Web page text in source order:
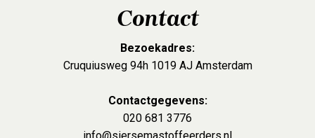
Contact
Bezoekadres:
Cruquiusweg 94h 1019 AJ Amsterdam
Contactgegevens:
020 681 3776
info@siersemastoffeerders.nl